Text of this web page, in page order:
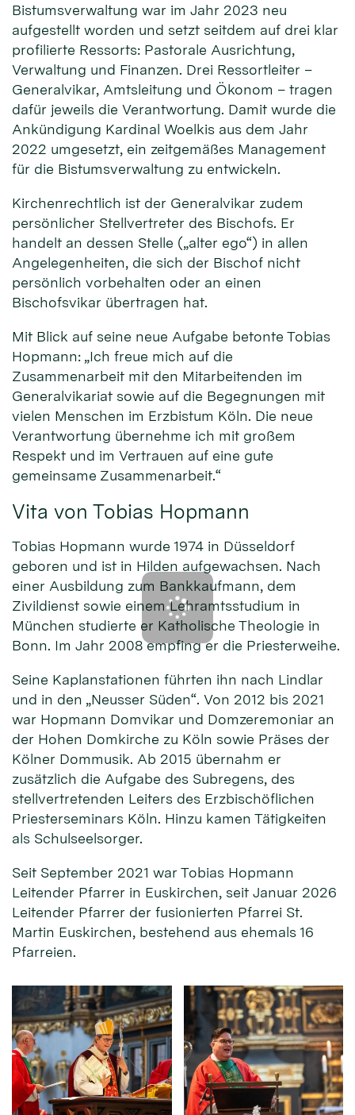
Bistumsverwaltung war im Jahr 2023 neu
aufgestellt worden und setzt seitdem auf drei klar
profilierte Ressorts: Pastorale Ausrichtung,
Verwaltung und Finanzen. Drei Ressortleiter –
Generalvikar, Amtsleitung und Ökonom – tragen
dafür jeweils die Verantwortung. Damit wurde die
Ankündigung Kardinal Woelkis aus dem Jahr
2022 umgesetzt, ein zeitgemäßes Management
für die Bistumsverwaltung zu entwickeln.
Kirchenrechtlich ist der Generalvikar zudem
persönlicher Stellvertreter des Bischofs. Er
handelt an dessen Stelle („alter ego“) in allen
Angelegenheiten, die sich der Bischof nicht
persönlich vorbehalten oder an einen
Bischofsvikar übertragen hat.
Mit Blick auf seine neue Aufgabe betonte Tobias
Hopmann: „Ich freue mich auf die
Zusammenarbeit mit den Mitarbeitenden im
Generalvikariat sowie auf die Begegnungen mit
vielen Menschen im Erzbistum Köln. Die neue
Verantwortung übernehme ich mit großem
Respekt und im Vertrauen auf eine gute
gemeinsame Zusammenarbeit.“
Vita von Tobias Hopmann
Tobias Hopmann wurde 1974 in Düsseldorf
geboren und ist in Hilden aufgewachsen. Nach
einer Ausbildung zum Bankkaufmann, dem
Zivildienst sowie einem Lehramtsstudium in
München studierte er Katholische Theologie in
Bonn. Im Jahr 2008 empfing er die Priesterweihe.
Seine Kaplanstationen führten ihn nach Lindlar
und in den „Neusser Süden“. Von 2012 bis 2021
war Hopmann Domvikar und Domzeremoniar an
der Hohen Domkirche zu Köln sowie Präses der
Kölner Dommusik. Ab 2015 übernahm er
zusätzlich die Aufgabe des Subregens, des
stellvertretenden Leiters des Erzbischöflichen
Priesterseminars Köln. Hinzu kamen Tätigkeiten
als Schulseelsorger.
Seit September 2021 war Tobias Hopmann
Leitender Pfarrer in Euskirchen, seit Januar 2026
Leitender Pfarrer der fusionierten Pfarrei St.
Martin Euskirchen, bestehend aus ehemals 16
Pfarreien.